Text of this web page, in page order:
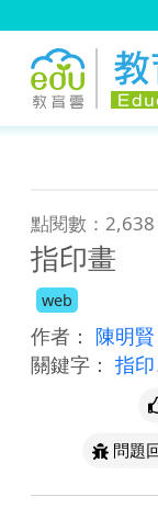
點閱數：2,638
指印畫
web
作者： 陳明賢
關鍵字： 指印
問題